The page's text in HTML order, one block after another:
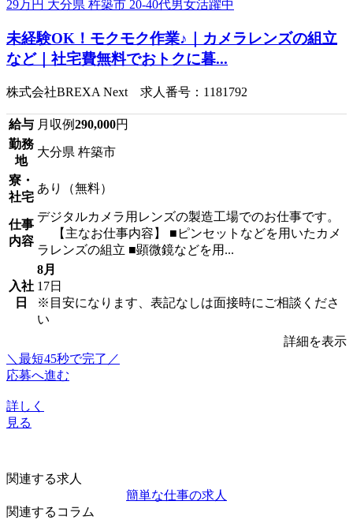
未経験OK！モクモク作業♪｜カメラレンズの組立
など｜社宅費無料でおトクに暮...
株式会社BREXA Next 求人番号：1181792
給与 月収例290,000円
勤務
地
大分県 杵築市
寮・
社宅
あり（無料）
仕事
内容
デジタルカメラ用レンズの製造工場でのお仕事です。
【主なお仕事内容】 ■ピンセットなどを用いたカメ
ラレンズの組立 ■顕微鏡などを用...
入社
日
8月
17日
※目安になります、表記なしは面接時にご相談くださ
い
詳細を表示
＼最短45秒で完了／
応募へ進む
詳しく
見る
関連する求人
簡単な仕事の求人
関連するコラム